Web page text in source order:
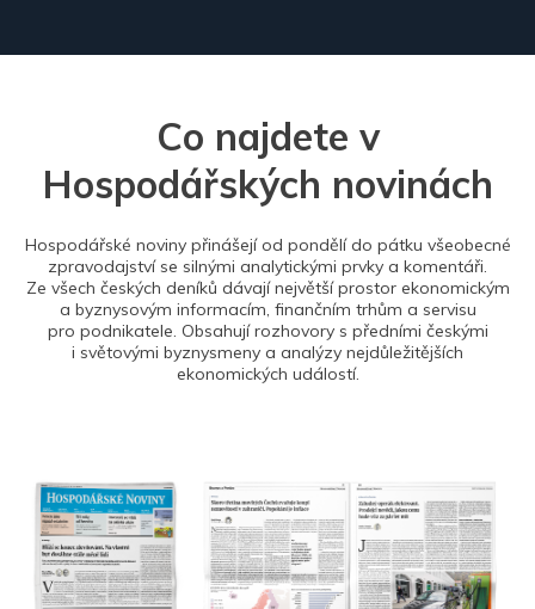
Co najdete v
Hospodářských novinách
Hospodářské noviny přinášejí od pondělí do pátku všeobecné
zpravodajství se silnými analytickými prvky a komentáři.
Ze všech českých deníků dávají největší prostor ekonomickým
a byznysovým informacím, finančním trhům a servisu
pro podnikatele. Obsahují rozhovory s předními českými
i světovými byznysmeny a analýzy nejdůležitějších
ekonomických událostí.